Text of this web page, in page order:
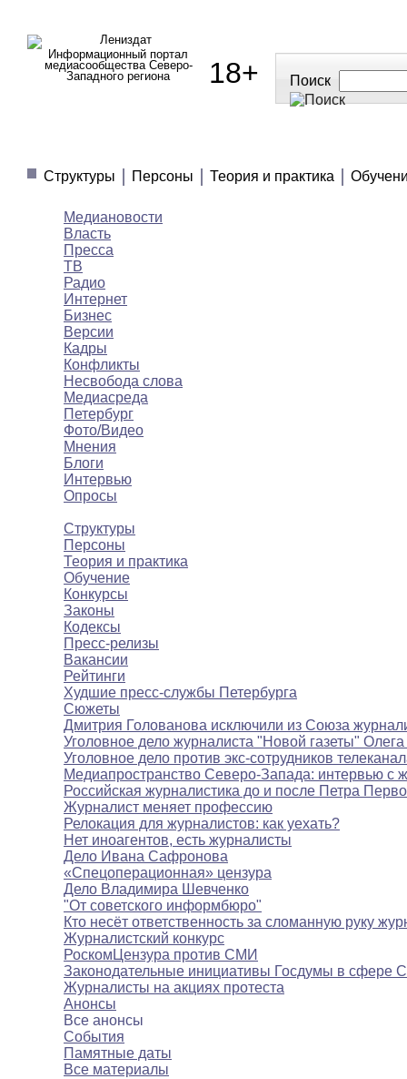
Информационный портал
медиасообщества Северо-
Западного региона
18+ Поиск
Структуры
Персоны Теория и практика
Медиановости
Власть
Пресса
ТВ
Радио
Интернет
Бизнес
Версии
Кадры
Конфликты
Несвобода слова
Медиасреда
Петербург
Фото/Видео
Мнения
Блоги
Интервью
Опросы
Структуры
Персоны
Теория и практика
Обучение
Конкурсы
Законы
Кодексы
Пресс-релизы
Вакансии
Рейтинги
Худшие пресс-службы Петербурга
Сюжеты
Дмитрия Голованова исключили из Союза
Уголовное дело журналиста "Новой газеты"
Уголовное дело против экс-сотрудников
Медиапространство Северо-Запада: интервью с
Российская журналистика до и после Петра
Журналист меняет профессию
Релокация для журналистов: как уехать?
Нет иноагентов, есть журналисты
Дело Ивана Сафронова
«Спецоперационная» цензура
Дело Владимира Шевченко
"От советского информбюро"
Кто несёт ответственность за сломанную руку
Журналистский конкурс
РоскомЦензура против СМИ
Законодательные инициативы Госдумы в сфере
Журналисты на акциях протеста
Анонсы
Все анонсы
События
Памятные даты
Все материалы